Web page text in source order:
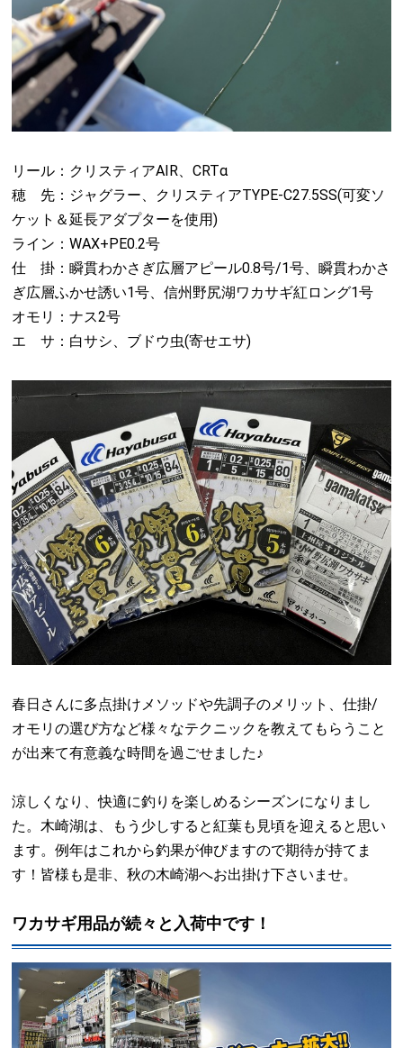
リール：クリスティアAIR、CRTα
穂 先：ジャグラー、クリスティアTYPE-C27.5SS(可変ソ
ケット＆延長アダプターを使用)
ライン：WAX+PE0.2号
仕 掛：瞬貫わかさぎ広層アピール0.8号/1号、瞬貫わかさ
ぎ広層ふかせ誘い1号、信州野尻湖ワカサギ紅ロング1号
オモリ：ナス2号
エ サ：白サシ、ブドウ虫(寄せエサ)
春日さんに多点掛けメソッドや先調子のメリット、仕掛/
オモリの選び方など様々なテクニックを教えてもらうこと
が出来て有意義な時間を過ごせました♪
涼しくなり、快適に釣りを楽しめるシーズンになりまし
た。木崎湖は、もう少しすると紅葉も見頃を迎えると思い
ます。例年はこれから釣果が伸びますので期待が持てま
す！皆様も是非、秋の木崎湖へお出掛け下さいませ。
ワカサギ用品が続々と入荷中です！